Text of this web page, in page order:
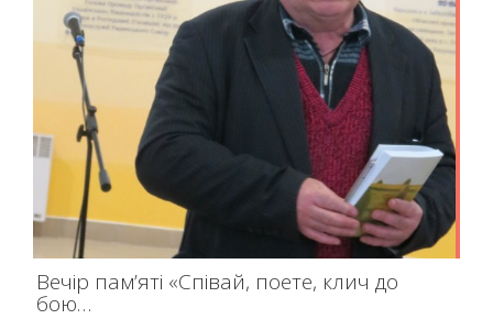
Вечір пам’яті «Співай, поете, клич до
бою…